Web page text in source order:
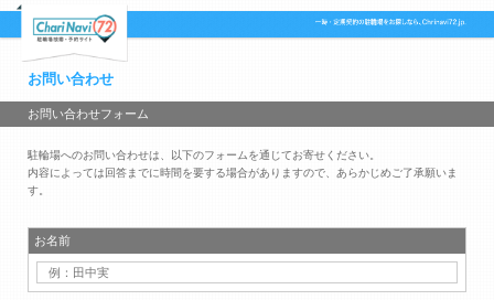
お問い合わせ
お問い合わせフォーム
駐輪場へのお問い合わせは、以下のフォームを通じてお寄せください。
内容によっては回答までに時間を要する場合がありますので、あらかじめご了承願いま
す。
お名前